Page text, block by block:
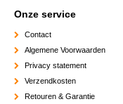
Onze service
Contact
Algemene Voorwaarden
Privacy statement
Verzendkosten
Retouren & Garantie